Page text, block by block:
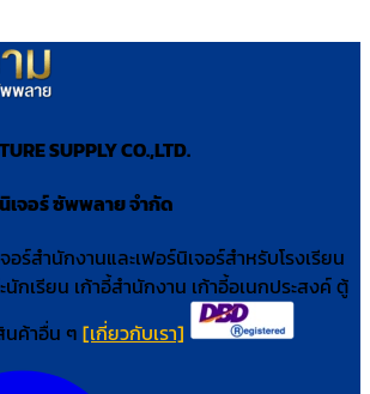
SUPPLY CO.,LTD.
เจอร์ ซัพพลาย จำกัด
ร์สำนักงานและเฟอร์นิเจอร์สำหรับโรงเรียน
นักเรียน เก้าอี้สำนักงาน เก้าอี้อเนกประสงค์ ตู้
นค้าอื่น ๆ [เกี่ยวกับเรา]